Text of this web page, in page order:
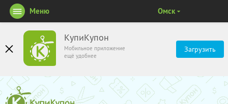
КупиКупон
Мобильное приложение
ещё удобнее
Загрузить
Меню Омск